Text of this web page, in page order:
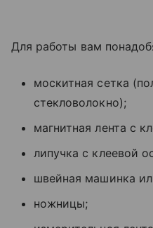
Для работы вам
москитная сетка
стекловолокно);
магнитная лента с
липучка с клеевой
швейная машинка
ножницы;